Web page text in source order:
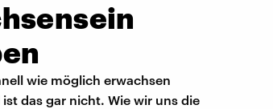
wie möglich erwachsen
das gar nicht. Wie wir uns die